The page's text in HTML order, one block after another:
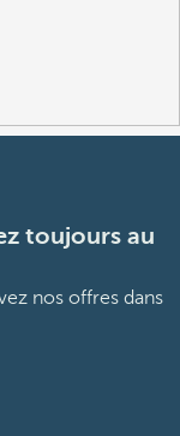
toujours au
nos offres dans